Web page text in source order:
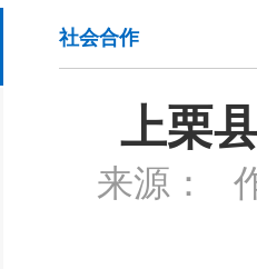
社会合作
上栗
来源：